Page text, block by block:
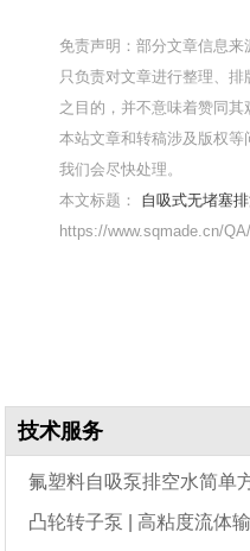
免责声明：部分文章信息
只负责对文章进行整理、
之目的，并不意味着赞同
本站文章和转稿涉及版权等
我们会尽快处理。
本文标题： 自吸式无堵塞
https://www.sqmade.cn/
技术服务
氟塑料自吸泵排空水简单
凸轮转子泵 | 高粘度流体